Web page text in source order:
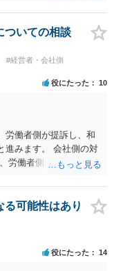
したのかによっては、
ると思います。 【ご質
必要がある際の場合と
して】 「協調性のな
ます。 指導や面談も
チャンスも与えなか
以上、ご質問が簡略
。 ご参考になさって下
ついての相談
#経営者・会社側
役にたった 10
労働者側が提訴し、和
進みます。 会社側の対
労働者側が「争わな
可能性はあり
役にたった 14